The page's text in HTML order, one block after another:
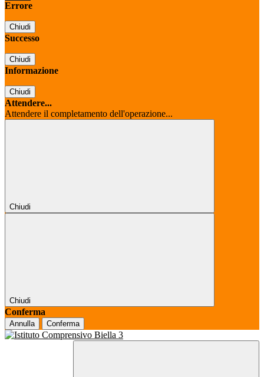
Errore
Chiudi
Successo
Chiudi
Informazione
Chiudi
Attendere...
Attendere il completamento dell'operazione...
Chiudi
Chiudi
Conferma
Annulla Conferma